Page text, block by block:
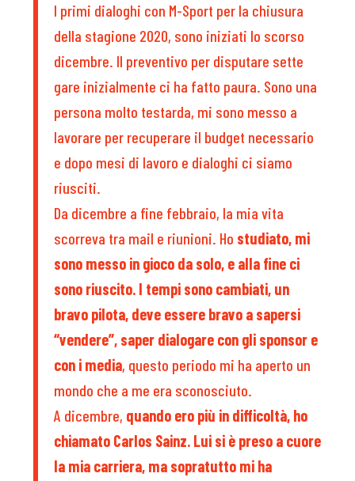
I primi dialoghi con M-Sport per la chiusura
della stagione 2020, sono iniziati lo scorso
dicembre. Il preventivo per disputare sette
gare inizialmente ci ha fatto paura. Sono una
persona molto testarda, mi sono messo a
lavorare per recuperare il budget necessario
e dopo mesi di lavoro e dialoghi ci siamo
riusciti.
Da dicembre a fine febbraio, la mia vita
scorreva tra mail e riunioni. Ho studiato, mi
sono messo in gioco da solo, e alla fine ci
sono riuscito. I tempi sono cambiati, un
bravo pilota, deve essere bravo a sapersi
“vendere”, saper dialogare con gli sponsor e
con i media, questo periodo mi ha aperto un
mondo che a me era sconosciuto.
A dicembre, quando ero più in difficoltà, ho
chiamato Carlos Sainz. Lui si è preso a cuore
la mia carriera, ma sopratutto mi ha